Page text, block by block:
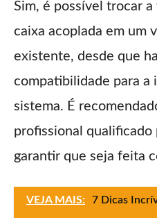
Sim, é possível trocar
caixa acoplada em um
existente, desde que
compatibilidade para a
sistema. É
profissional qualificado
garantir que seja feita
VEJA MAIS: 7 Dicas